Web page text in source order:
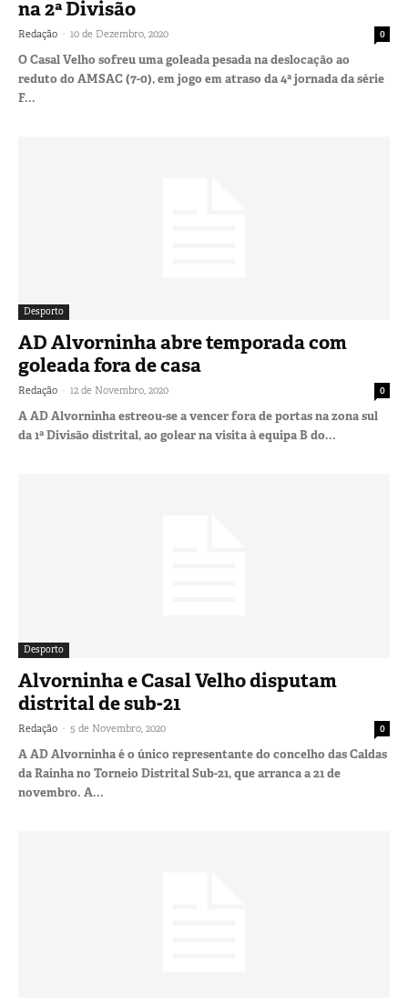
na 2ª Divisão
Redação - 10 de Dezembro, 2020 0
O Casal Velho sofreu uma goleada pesada na deslocação ao
reduto do AMSAC (7-0), em jogo em atraso da 4ª jornada da série
F...
Desporto
AD Alvorninha abre temporada com
goleada fora de casa
Redação - 12 de Novembro, 2020 0
A AD Alvorninha estreou-se a vencer fora de portas na zona sul
da 1ª Divisão distrital, ao golear na visita à equipa B do...
Desporto
Alvorninha e Casal Velho disputam
distrital de sub-21
Redação - 5 de Novembro, 2020 0
A AD Alvorninha é o único representante do concelho das Caldas
da Rainha no Torneio Distrital Sub-21, que arranca a 21 de
novembro. A...